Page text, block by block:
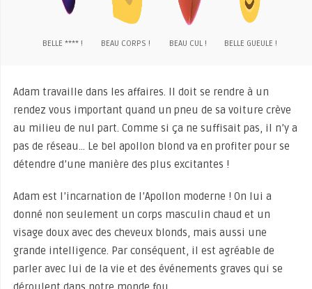
BELLE **** ! BEAU CORPS ! BEAU CUL ! BELLE GUEULE !
Adam travaille dans les affaires. Il doit se rendre à un
rendez vous important quand un pneu de sa voiture crève
au milieu de nul part. Comme si ça ne suffisait pas, il n’y a
pas de réseau… Le bel apollon blond va en profiter pour se
détendre d’une manière des plus excitantes !
Adam est l’incarnation de l’Apollon moderne ! On lui a
donné non seulement un corps masculin chaud et un
visage doux avec des cheveux blonds, mais aussi une
grande intelligence. Par conséquent, il est agréable de
parler avec lui de la vie et des événements graves qui se